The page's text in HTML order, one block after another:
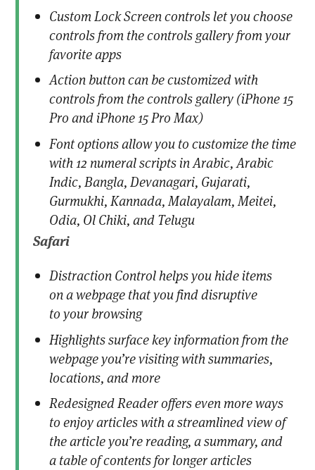
Custom Lock Screen controls let you choose
controls from the controls gallery from your
favorite apps
Action button can be customized with
controls from the controls gallery (iPhone 15
Pro and iPhone 15 Pro Max)
Font options allow you to customize the time
with 12 numeral scripts in Arabic, Arabic
Indic, Bangla, Devanagari, Gujarati,
Gurmukhi, Kannada, Malayalam, Meitei,
Odia, Ol Chiki, and Telugu
Safari
Distraction Control helps you hide items
on a webpage that you find disruptive
to your browsing
Highlights surface key information from the
webpage you’re visiting with summaries,
locations, and more
Redesigned Reader offers even more ways
to enjoy articles with a streamlined view of
the article you’re reading, a summary, and
a table of contents for longer articles